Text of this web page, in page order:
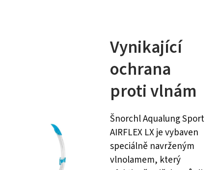
Vynikající
ochrana
proti vlnám
Šnorchl Aqualung Sport
AIRFLEX LX je vybaven
speciálně navrženým
vlnolamem, který